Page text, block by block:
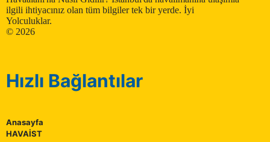
ilgili ihtiyacınız olan tüm bilgiler tek bir yerde. İyi
Yolculuklar.
© 2026
Hızlı Bağlantılar
Anasayfa
HAVAİST